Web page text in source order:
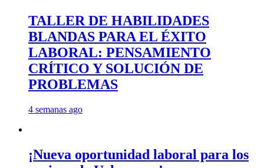
TALLER DE HABILIDADES
BLANDAS PARA EL ÉXITO
LABORAL: PENSAMIENTO
CRÍTICO Y SOLUCIÓN DE
PROBLEMAS
4 semanas ago
¡Nueva oportunidad laboral para los